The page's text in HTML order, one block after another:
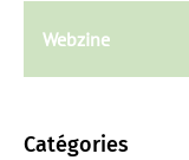
Webzine
Catégories